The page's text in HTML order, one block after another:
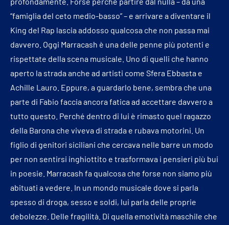
“famiglia del ceto medio-basso” – e arrivare a diventare il
King del Rap lascia addosso qualcosa che non passa mai
davvero. Oggi Marracash è una delle penne più potenti e
rispettate della scena musicale. Uno di quelli che hanno
aperto la strada anche ad artisti come Sfera Ebbasta e
Achille Lauro. Eppure, a guardarlo bene, sembra che una
parte di Fabio faccia ancora fatica ad accettare davvero a
tutto questo. Perché dentro di lui è rimasto quel ragazzo
della Barona che viveva di strada e rubava motorini. Un
figlio di genitori siciliani che cercava nelle barre un modo
per non sentirsi inghiottito e trasformava i pensieri più bui
in poesie. Marracash fa qualcosa che forse non siamo più
abituati a vedere. In un mondo musicale dove si parla
spesso di droga, sesso e soldi, lui parla delle proprie
debolezze. Delle fragilità. Di quella emotività maschile che